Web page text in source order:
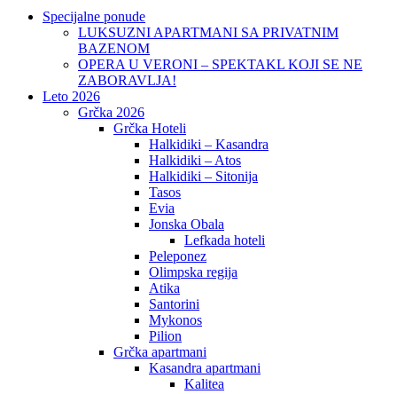
Specijalne ponude
LUKSUZNI APARTMANI SA PRIVATNIM
BAZENOM
OPERA U VERONI – SPEKTAKL KOJI SE NE
ZABORAVLJA!
Leto 2026
Grčka 2026
Grčka Hoteli
Halkidiki – Kasandra
Halkidiki – Atos
Halkidiki – Sitonija
Tasos
Evia
Jonska Obala
Lefkada hoteli
Peleponez
Olimpska regija
Atika
Santorini
Mykonos
Pilion
Grčka apartmani
Kasandra apartmani
Kalitea